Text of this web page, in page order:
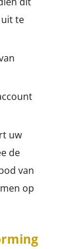
te
uw
de
van
op